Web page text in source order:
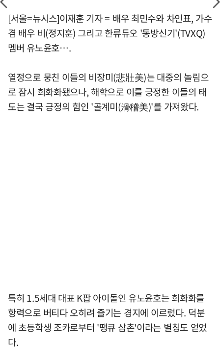
[서울=뉴시스]이재훈 기자 = 배우 최민수와 차인표, 가수
겸 배우 비(정지훈) 그리고 한류듀오 '동방신기'(TVXQ)
멤버 유노윤호….
열정으로 뭉친 이들의 비장미(悲壯美)는 대중의 놀림으
로 잠시 희화화됐으나, 해학으로 이를 긍정한 이들의 태
도는 결국 긍정의 힘인 '골계미(滑稽美)'를 가져왔다.
특히 1.5세대 대표 K팝 아이돌인 유노윤호는 희화화를
항력으로 버티다 오히려 즐기는 경지에 이르렀다. 덕분
에 초등학생 조카로부터 '땡큐 삼촌'이라는 별칭도 얻었
다.